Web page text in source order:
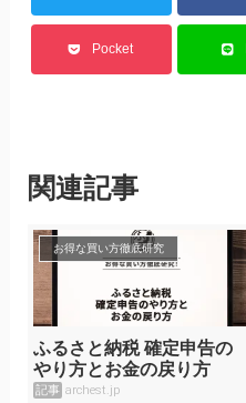
Pocket
関連記事
お得な買い方徹底研究
ふるさと納税 確定申告の
やり方とお金の戻り方
記事 archest.jp